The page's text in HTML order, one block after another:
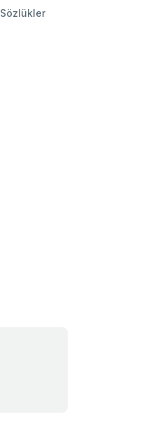
Sözlükler